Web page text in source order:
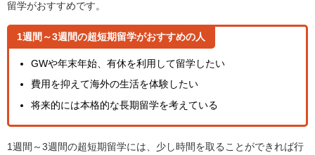
留学がおすすめです。
1週間～3週間の超短期留学がおすすめの人
GWや年末年始、有休を利用して留学したい
費用を抑えて海外の生活を体験したい
将来的には本格的な長期留学を考えている
1週間～3週間の超短期留学には、少し時間を取ることができれば行